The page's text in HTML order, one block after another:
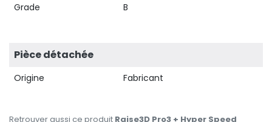
Grade
B
Pièce détachée
Origine Fabricant
Retrouver aussi ce produit Raise3D Pro3 + Hyper Speed